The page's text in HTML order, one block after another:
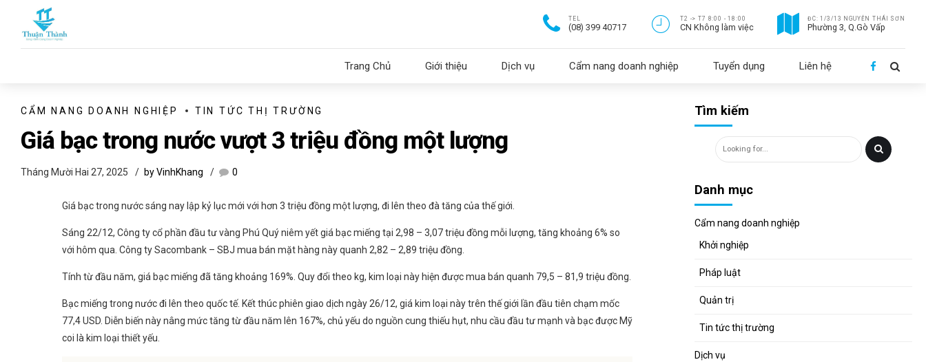
TEL
(08) 399 40717
T2 -> T7 8:00 - 18:00
CN Không làm việc
ĐC: 1/3/13 NGUYỄN THÁI SƠN
Phường 3, Q.Gò Vấp
Trang Chủ Giới thiệu Dịch vụ Cẩm nang doanh nghiệp Tuyển dụng Liên hệ
CẨM NANG DOANH NGHIỆP TIN TỨC THỊ TRƯỜNG
Giá bạc trong nước vượt 3 triệu đồng một lượng
Tháng Mười Hai 27, 2025 by VinhKhang 0
Giá bạc trong nước sáng nay lập kỷ lục mới với hơn 3 triệu đồng một lượng, đi lên theo đà tăng của thế giới.
Sáng 22/12, Công ty cổ phần đầu tư vàng Phú Quý niêm yết giá bạc miếng tại 2,98 – 3,07 triệu đồng mỗi lượng, tăng khoảng 6% so
với hôm qua. Công ty Sacombank – SBJ mua bán mặt hàng này quanh 2,82 – 2,89 triệu đồng.
Tính từ đầu năm, giá bạc miếng đã tăng khoảng 169%. Quy đổi theo kg, kim loại này hiện được mua bán quanh 79,5 – 81,9 triệu đồng.
Bạc miếng trong nước đi lên theo quốc tế. Kết thúc phiên giao dịch ngày 26/12, giá kim loại này trên thế giới lần đầu tiên chạm mốc
77,4 USD. Diễn biến này nâng mức tăng từ đầu năm lên 167%, chủ yếu do nguồn cung thiếu hụt, nhu cầu đầu tư mạnh và bạc được Mỹ
coi là kim loại thiết yếu.
Tìm kiếm
Danh mục
Cẩm nang doanh nghiệp
Khởi nghiệp
Pháp luật
Quản trị
Tin tức thị trường
Dịch vụ